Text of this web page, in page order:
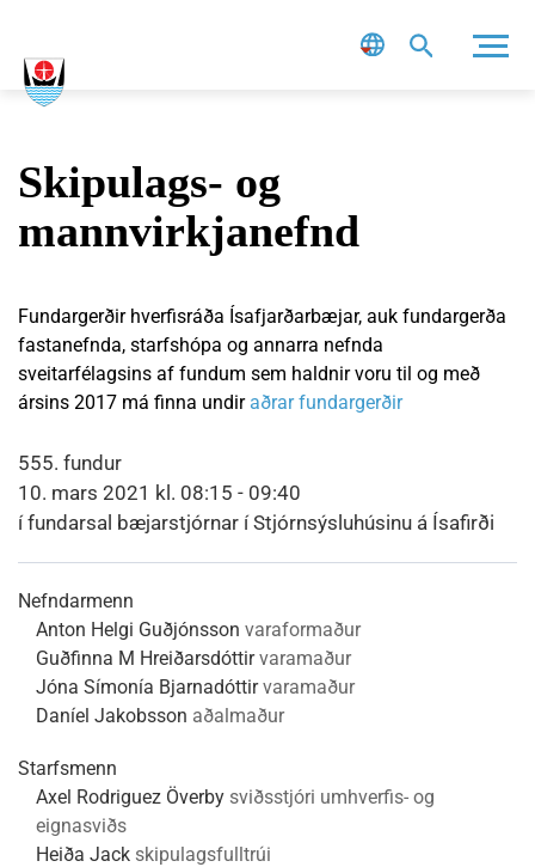
Skipulags- og
mannvirkjanefnd
Fundargerðir hverfisráða Ísafjarðarbæjar, auk fundargerða
fastanefnda, starfshópa og annarra nefnda
sveitarfélagsins af fundum sem haldnir voru til og með
ársins 2017 má finna undir aðrar fundargerðir
555. fundur
10. mars 2021 kl. 08:15 - 09:40
í fundarsal bæjarstjórnar í Stjórnsýsluhúsinu á Ísafirði
Nefndarmenn
Anton Helgi Guðjónsson varaformaður
Guðfinna M Hreiðarsdóttir varamaður
Jóna Símonía Bjarnadóttir varamaður
Daníel Jakobsson aðalmaður
Starfsmenn
Axel Rodriguez Överby sviðsstjóri umhverfis- og
eignasviðs
Heiða Jack skipulagsfulltrúi